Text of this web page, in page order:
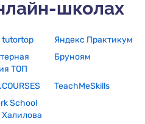
школах
tutortop
Яндекс Практикум
ТОП
Бруноям
TeachMeSkills
School